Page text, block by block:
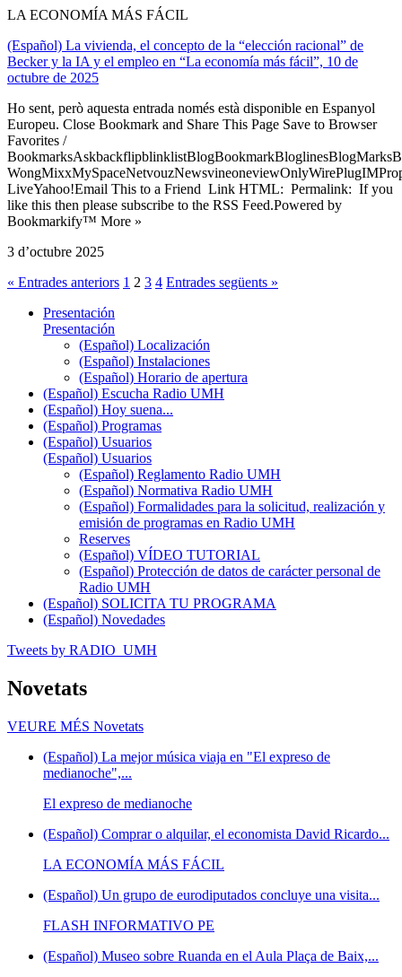
LA ECONOMÍA MÁS FÁCIL
(Español) La vivienda, el concepto de la “elección racional” de
Becker y la IA y el empleo en “La economía más fácil”, 10 de
octubre de 2025
Ho sent, però aquesta entrada només està disponible en Espanyol
Europeu. Close Bookmark and Share This Page Save to Browser
Favorites /
LiveYahoo!Email This to a Friend Link HTML: Permalink: If you
like this then please subscribe to the RSS Feed.Powered by
Bookmarkify™ More »
3 d’octubre 2025
« Entrades anteriors 1 2 3 4 Entrades següents »
Presentación
Presentación
(Español) Localización
(Español) Instalaciones
(Español) Horario de apertura
(Español) Escucha Radio UMH
(Español) Hoy suena...
(Español) Programas
(Español) Usuarios
(Español) Usuarios
(Español) Reglamento Radio UMH
(Español) Normativa Radio UMH
(Español) Formalidades para la solicitud, realización y
emisión de programas en Radio UMH
Reserves
(Español) VÍDEO TUTORIAL
(Español) Protección de datos de carácter personal de
Radio UMH
(Español) SOLICITA TU PROGRAMA
(Español) Novedades
Tweets by RADIO_UMH
Novetats
VEURE MÉS Novetats
(Español) La mejor música viaja en "El expreso de
medianoche",...
El expreso de medianoche
(Español) Comprar o alquilar, el economista David Ricardo...
LA ECONOMÍA MÁS FÁCIL
(Español) Un grupo de eurodiputados concluye una visita...
FLASH INFORMATIVO PE
(Español) Museo sobre Ruanda en el Aula Plaça de Baix,...